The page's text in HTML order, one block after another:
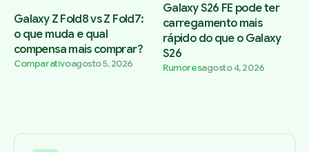
Galaxy Z Fold8 vs Z Fold7:
o que muda e qual
compensa mais comprar?
Comparativoagosto 5, 2026
Galaxy S26 FE pode ter
carregamento mais
rápido do que o Galaxy
S26
Rumoresagosto 4, 2026